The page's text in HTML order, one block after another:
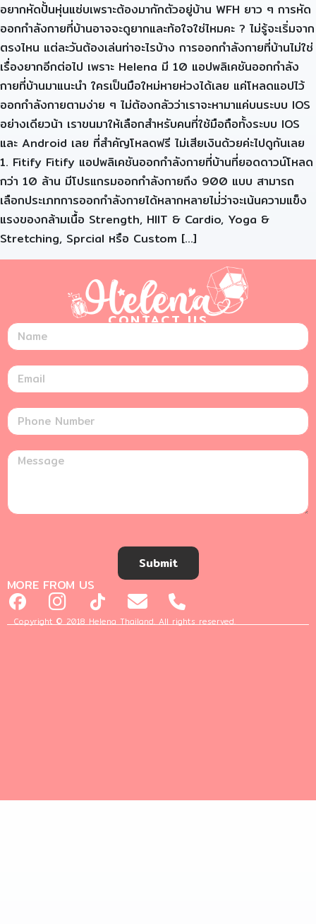
อยากหัดปั้นหุ่นแซ่บเพราะต้องมากักตัวอยู่บ้าน WFH ยาว ๆ การหัด
ออกกำลังกายที่บ้านอาจจะดูยากและท้อใจใช่ไหมคะ ? ไม่รู้จะเริ่มจาก
ตรงไหน แต่ละวันต้องเล่นท่าอะไรบ้าง การออกกำลังกายที่บ้านไม่ใช่
เรื่องยากอีกต่อไป เพราะ Helena มี 10 แอปพลิเคชันออกกำลัง
กายที่บ้านมาแนะนำ ใครเป็นมือใหม่หายห่วงได้เลย แค่โหลดแอปไว้
ออกกำลังกายตามง่าย ๆ ไม่ต้องกลัวว่าเราจะหามาแค่บนระบบ IOS
อย่างเดียวน้า เราขนมาให้เลือกสำหรับคนที่ใช้มือถือทั้งระบบ IOS
และ Android เลย ที่สำคัญโหลดฟรี ไม่เสียเงินด้วยค่ะไปดูกันเลย
1. Fitify Fitify แอปพลิเคชันออกกำลังกายที่บ้านที่ยอดดาวน์โหลด
กว่า 10 ล้าน มีโปรแกรมออกกำลังกายถึง 900 แบบ สามารถ
เลือกประเภทการออกกำลังกายได้หลากหลายไม่่ว่าจะเน้นความแข็ง
แรงของกล้ามเนื้อ Strength, HIIT & Cardio, Yoga &
Stretching, Sprcial หรือ Custom […]
CONTACT US
Submit
MORE FROM US
Copyright © 2018 Helena Thailand. All rights reserved.